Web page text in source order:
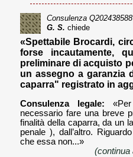
Consulenza Q202438588
G. S. chiede
«Spettabile Brocardi,
forse incautamente,
preliminare di acquisto
un assegno a garanzia
caparra" registrato in
Consulenza legale:
necessario fare una breve
finalità della caparra, da un
penale ), dall’altro.
che essa non...»
(continua